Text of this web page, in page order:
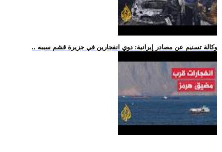
.. وكالة تسنيم عن مصادر إيرانية: دوي انفجارين في جزيرة قشم سببه